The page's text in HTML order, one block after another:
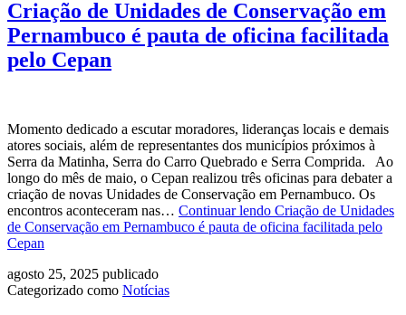
Criação de Unidades de Conservação em
Pernambuco é pauta de oficina facilitada
pelo Cepan
Momento dedicado a escutar moradores, lideranças locais e demais
atores sociais, além de representantes dos municípios próximos à
Serra da Matinha, Serra do Carro Quebrado e Serra Comprida. Ao
longo do mês de maio, o Cepan realizou três oficinas para debater a
criação de novas Unidades de Conservação em Pernambuco. Os
encontros aconteceram nas… Continuar lendo Criação de Unidades
de Conservação em Pernambuco é pauta de oficina facilitada pelo
Cepan
agosto 25, 2025 publicado
Categorizado como Notícias